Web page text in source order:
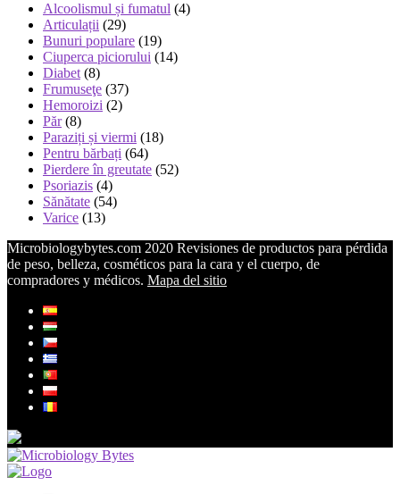
Alcoolismul și fumatul (4)
Articulații (29)
Bunuri populare (19)
Ciuperca piciorului (14)
Diabet (8)
Frumuseţe (37)
Hemoroizi (2)
Păr(8)
Paraziți și viermi (18)
Pentru bărbați (64)
Pierdere în greutate (52)
Psoriazis (4)
Sănătate (54)
Varice (13)
Microbiologybytes.com 2020 Revisiones de productos para pérdida
de peso, belleza, cosméticos para la cara y el cuerpo, de
compradores y médicos. Mapa del sitio